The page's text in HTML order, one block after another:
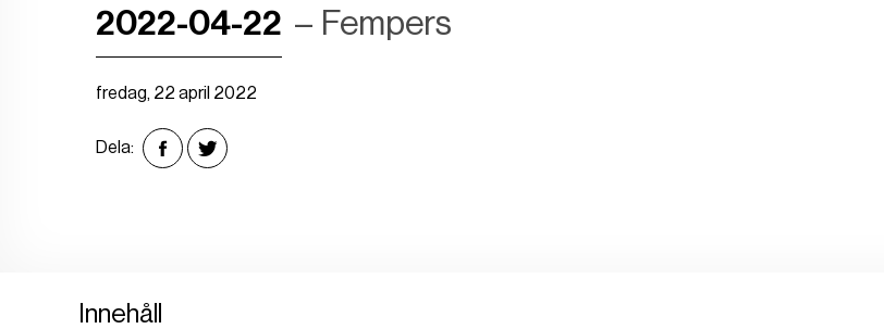
2022-04-22 Fempers
fredag, 22 april 2022
Dela:
Innehåll